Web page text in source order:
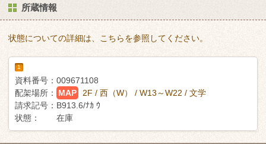
所蔵情報
状態についての詳細は、こちらを参照してください。
1
資料番号： 009671108
配架場所：
MAP
2F / 西（W） / W13～W22 / 文学
請求記号： B913.6/ﾅｶ ｳ
状態：
在庫